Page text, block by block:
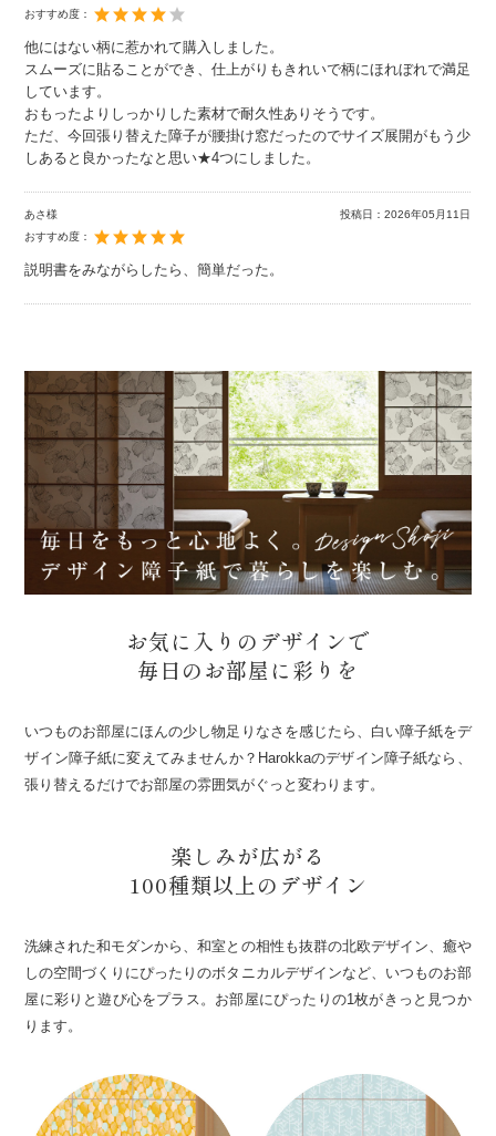
おすすめ度：
他にはない柄に惹かれて購入しました。
スムーズに貼ることができ、仕上がりもきれいで柄にほれぼれで満足
しています。
おもったよりしっかりした素材で耐久性ありそうです。
ただ、今回張り替えた障子が腰掛け窓だったのでサイズ展開がもう少
しあると良かったなと思い★4つにしました。
あさ様 投稿日：2026年05月11日
おすすめ度：
説明書をみながらしたら、簡単だった。
お気に入りのデザインで
毎日のお部屋に彩りを
いつものお部屋にほんの少し物足りなさを感じたら、白い障子紙をデ
ザイン障子紙に変えてみませんか？Harokkaのデザイン障子紙なら、
張り替えるだけでお部屋の雰囲気がぐっと変わります。
楽しみが広がる
100種類以上のデザイン
洗練された和モダンから、和室との相性も抜群の北欧デザイン、癒や
しの空間づくりにぴったりのボタニカルデザインなど、いつものお部
屋に彩りと遊び心をプラス。お部屋にぴったりの1枚がきっと見つか
ります。